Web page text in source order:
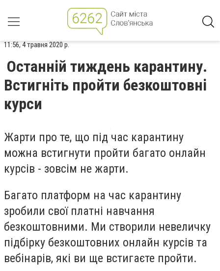
11:56, 4 травня 2020 р.
Останній тиждень карантину.
Встигніть пройти безкоштовні
курси
Жарти про те, що під час карантину
можна встигнути пройти багато онлайн
курсів - зовсім не жарти.
Багато платформ на час карантину
зробили свої платні навчання
безкоштовними. Ми створили невеличку
підбірку безкоштовних онлайн курсів та
вебінарів, які ви ще встигаєте пройти.